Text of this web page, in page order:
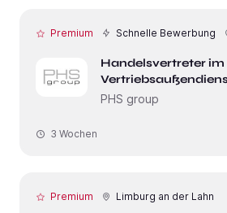
Premium Schnelle Bewerbung
Handelsvertreter im
PHS group
3 Wochen
Premium Limburg an der Lahn